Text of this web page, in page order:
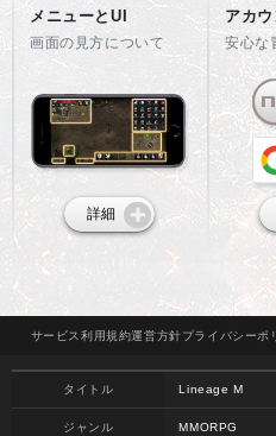
メニューとUI
画面の見方について
詳細
アカウ
安心な
サービス 利用規約運営方針プライバシーポ
タイトル Lineage M
ジャンル MMORPG